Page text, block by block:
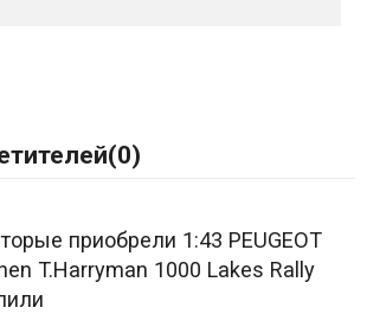
0)
приобрели 1:43 PEUGEOT
T.Harryman 1000 Lakes Rally